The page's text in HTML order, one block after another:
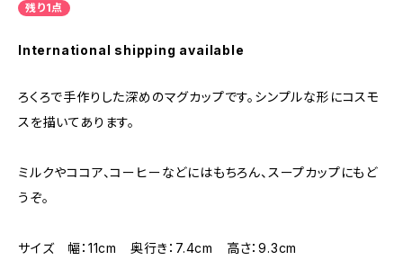
残り1点
International shipping available
ろくろで手作りした深めのマグカップです。シンプルな形にコスモ
スを描いてあります。
ミルクやココア、コーヒーなどにはもちろん、スープカップにもど
うぞ。
サイズ 幅：11cm 奥行き：7.4cm 高さ：9.3cm